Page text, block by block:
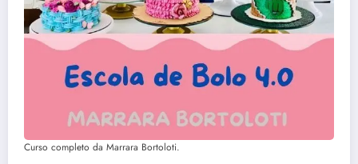
Curso completo da Marrara Bortoloti.